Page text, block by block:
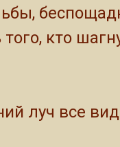
кто
луч все